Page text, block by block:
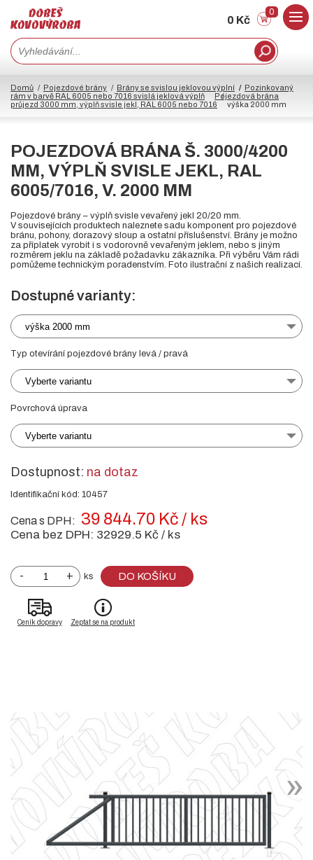
0 Kč
0
Domů Pojezdové brány Brány se svislou jeklovou výplní
Pozinkovaný
rám v barvě RAL 6005 nebo 7016 svislá jeklová výplň
Pojezdová brána
průjezd 3000 mm, výplň svisle jekl, RAL 6005 nebo 7016
výška 2000 mm
POJEZDOVÁ BRÁNA Š. 3000/4200
MM, VÝPLŇ SVISLE JEKL, RAL
6005/7016, V. 2000 MM
Pojezdové brány – výplň svisle vevařený jekl 20/20 mm.
V souvisejících produktech naleznete sadu komponent pro pojezdové
bránu, pohony, dorazový sloup a ostatní příslušenství. Brány je možno
za příplatek vyrobit i s vodorovně vevařeným jeklem, nebo s jiným
rozměrem jeklu na základě požadavku zákazníka. Při výběru Vám rádi
pomůžeme technickým poradenstvím. Foto ilustrační z našich realizací.
Dostupné varianty:
výška 2000 mm
Typ otevírání pojezdové brány levá / pravá
Vyberte variantu
Povrchová úprava
Vyberte variantu
Dostupnost: na dotaz
Identifikační kód: 10457
Cena s DPH: 39 844.70 Kč / ks
Cena bez DPH: 32929.5 Kč / ks
- + ks DO KOŠÍKU
Ceník dopravy Zeptat se na produkt